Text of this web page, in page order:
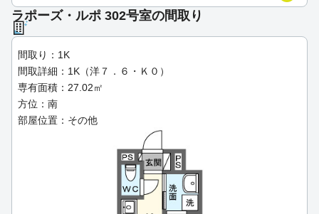
ラポーズ・ルポ 302号室の間取り
間取り：1K
間取詳細：1K（洋７．６・Ｋ０）
専有面積：27.02㎡
方位：南
部屋位置：その他